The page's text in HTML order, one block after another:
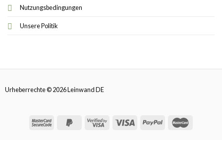
Nutzungsbedingungen
Unsere Politik
Urheberrechte © 2026 Leinwand DE